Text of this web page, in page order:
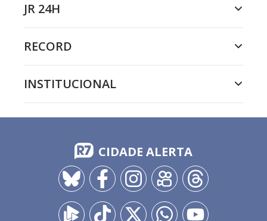
JR 24H
RECORD
INSTITUCIONAL
CIDADE ALERTA